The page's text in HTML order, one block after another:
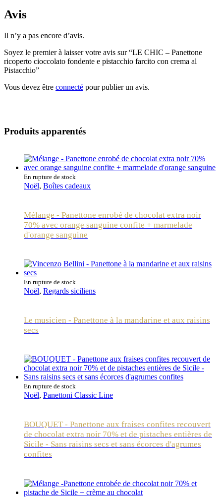
Avis
Il n’y a pas encore d’avis.
Soyez le premier à laisser votre avis sur “LE CHIC – Panettone
ricoperto cioccolato fondente e pistacchio farcito con crema al
Pistacchio”
Vous devez être connecté pour publier un avis.
Produits apparentés
En rupture de stock
Noël, Boîtes cadeaux
Mélange - Panettone enrobé de chocolat extra noir
70% avec orange sanguine confite + marmelade
d'orange sanguine
En rupture de stock
Noël, Regards siciliens
Le musicien - Panettone à la mandarine et aux raisins
secs
En rupture de stock
Noël, Panettoni Classic Line
BOUQUET - Panettone aux fraises confites recouvert
de chocolat extra noir 70% et de pistaches entières de
Sicile - Sans raisins secs et sans écorces d'agrumes
confites